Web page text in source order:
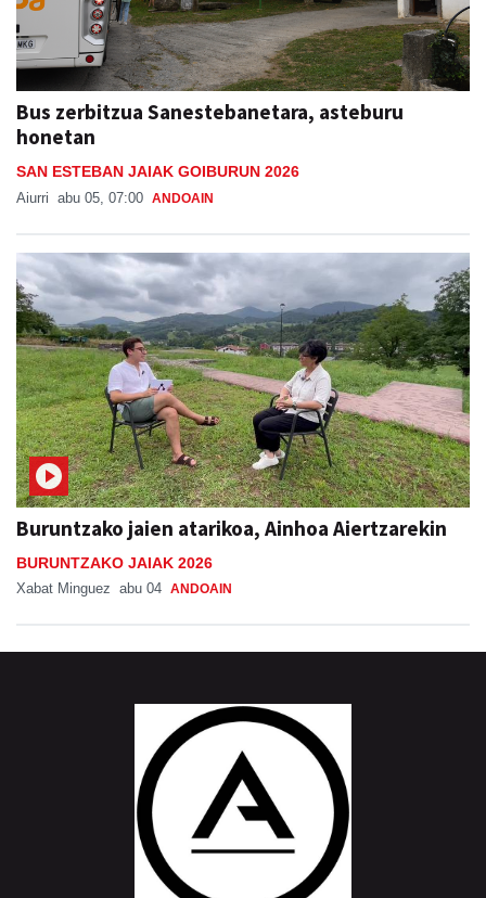
Bus zerbitzua Sanestebanetara, asteburu
honetan
SAN ESTEBAN JAIAK GOIBURUN 2026
Aiurri abu 05, 07:00 ANDOAIN
Buruntzako jaien atarikoa, Ainhoa Aiertzarekin
BURUNTZAKO JAIAK 2026
Xabat Minguez abu 04 ANDOAIN